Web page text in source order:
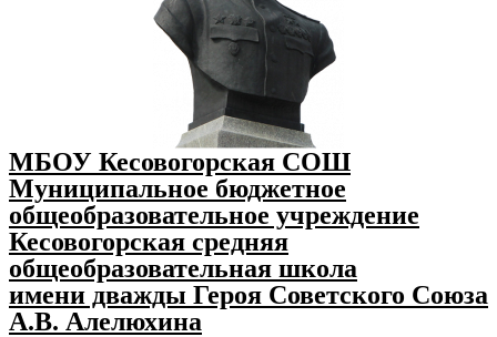
МБОУ Кесовогорская СОШ
Муниципальное бюджетное
общеобразовательное учреждение
Кесовогорская средняя
общеобразовательная школа
имени дважды Героя Советского Союза
А.В. Алелюхина